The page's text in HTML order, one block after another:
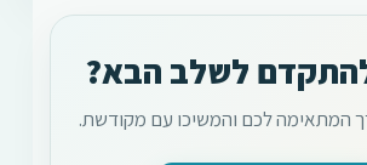
לשלב הבא?
המתאימה לכם והמשיכו עם מקודשת.